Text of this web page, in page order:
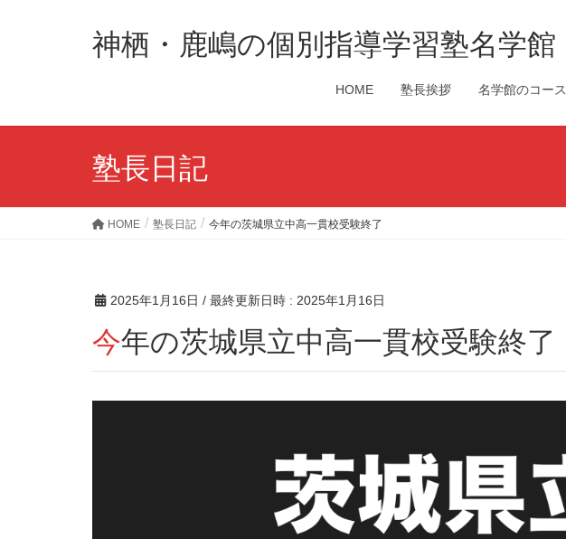
神栖・鹿嶋の個別指導学習塾名学館
HOME 塾長挨拶 名学館のコース
塾長日記
HOME 塾長日記 今年の茨城県立中高一貫校受験終了
2025年1月16日 / 最終更新日時 : 2025年1月16日
今年の茨城県立中高一貫校受験終了